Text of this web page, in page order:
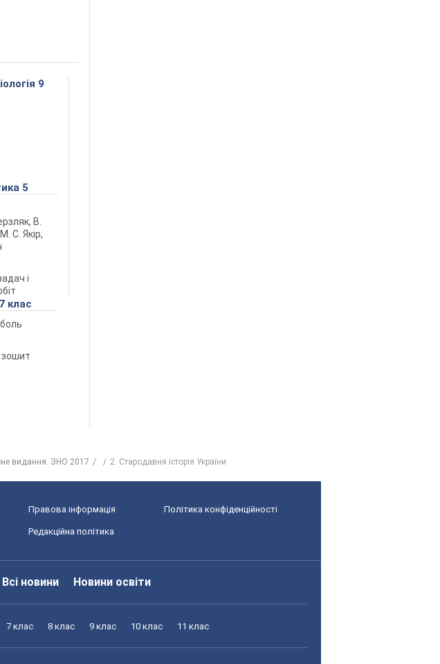
9
5
В.
С. Якір,
і
клас
зошит
видання. ЗНО 2017 2. Стародавня історія України
Правова інформація Політика конфіденційності
Редакційна політика
Всі новини Новини освіти
7 клас 8 клас 9 клас 10 клас 11 клас